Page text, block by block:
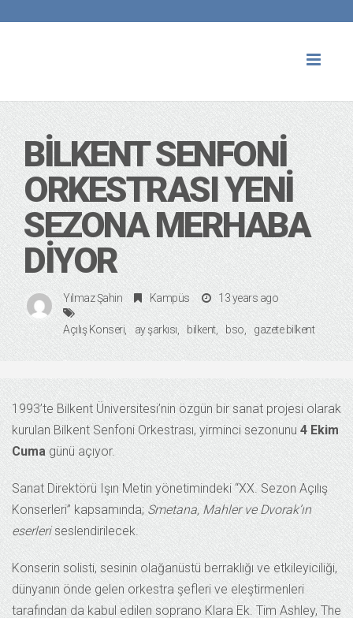
BILKENT SENFONI
ORKESTRASI YENI
SEZONA MERHABA
DIYOR
Yılmaz Şahin Kampüs 13 years ago
Açılış Konseri ay şarkısı bilkent bso gazete bilkent
1993’te Bilkent Üniversitesi’nin özgün bir sanat projesi olarak
kurulan Bilkent Senfoni Orkestrası, yirminci sezonunu 4 Ekim
Cuma günü açıyor.
Sanat Direktörü Işın Metin yönetimindeki “XX. Sezon Açılış
Konserleri” kapsamında; Smetana, Mahler ve Dvorak’ın
eserleriseslendirilecek.
Konserin solisti, sesinin olağanüstü berraklığı ve etkileyiciliği,
dünyanın önde gelen orkestra şefleri ve eleştirmenleri
tarafından da kabul edilen soprano Klara Ek. Tim Ashley, The